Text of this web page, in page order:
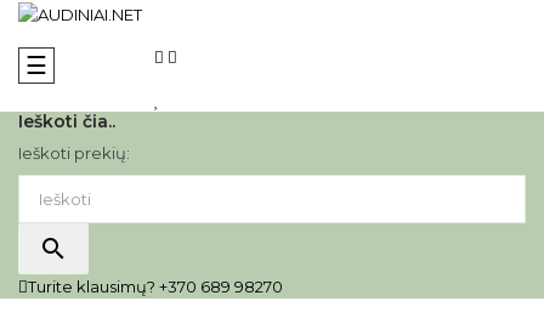
Toggle
navigation
☰
Ieškoti čia..
Ieškoti prekių:
search
Turite klausimų? +370 689 98270